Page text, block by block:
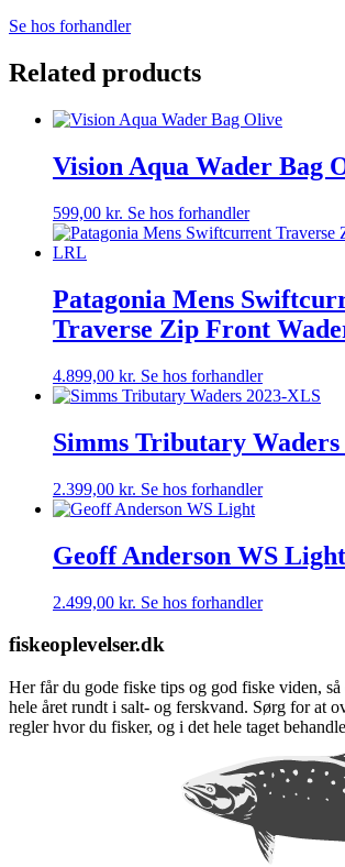
Se hos forhandler
Related products
Vision Aqua Wader Bag
599,00 kr. Se hos forhandler
Patagonia Mens
Traverse Zip Front
4.899,00 kr. Se hos forhandler
Simms Tributary Waders
2.399,00 kr. Se hos forhandler
Geoff Anderson WS Light
2.499,00 kr. Se hos forhandler
fiskeoplevelser.dk
Her får du gode fiske tips og god fiske viden,
hele året rundt i salt- og ferskvand. Sørg for at
regler hvor du fisker, og i det hele taget